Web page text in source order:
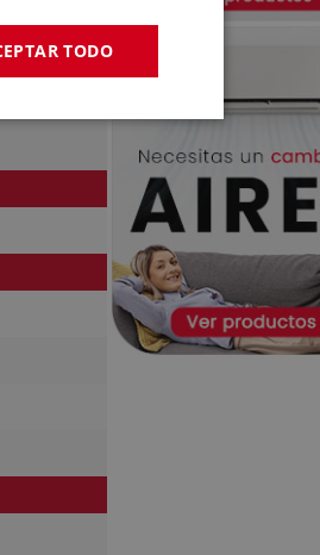
TODO